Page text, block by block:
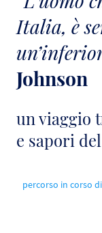
Italia, è
Johnson
un viaggio
e sapori
percorso in corso